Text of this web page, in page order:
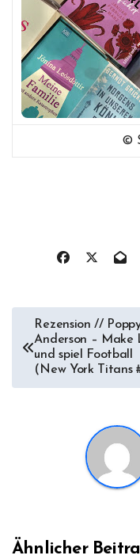
©
Rezension //
Anderson – Make
und spiel Football
(New York Titans
Ähnlicher